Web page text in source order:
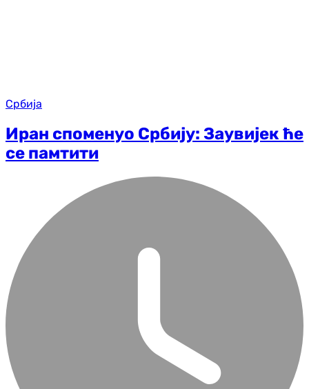
Србија
Иран споменуо Србију: Заувијек ће
се памтити